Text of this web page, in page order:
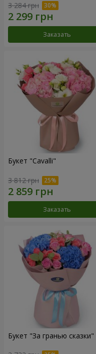
3 284 грн
Заказать
Букет "Cаvalli"
3 812 грн
Заказать
Букет "За гранью сказки"